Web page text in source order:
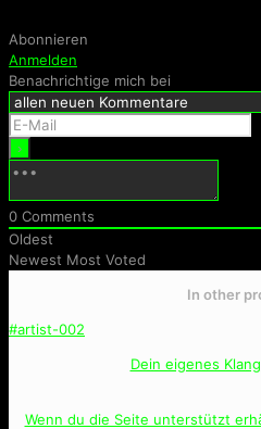
Abonnieren
Anmelden
Benachrichtige mich bei
0 Comments
Oldest
Newest Most Voted
In other
#artist-002
Dein eigenes
Wenn du die Seite unterstützt